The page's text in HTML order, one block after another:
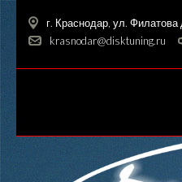
г. Краснодар, ул. Филатова
krasnodar@disktuning.ru